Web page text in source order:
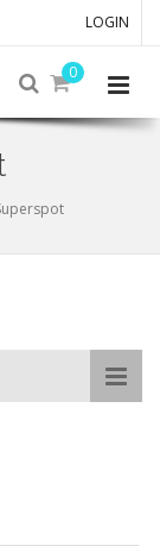
LOGIN
0